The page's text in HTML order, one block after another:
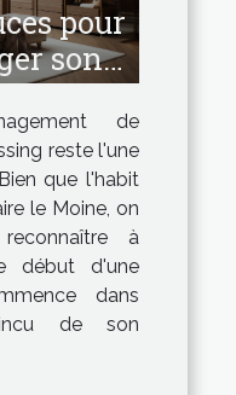
pour
son
de
reste l'une
que l'habit
le Moine, on
à
début d'une
dans
de son